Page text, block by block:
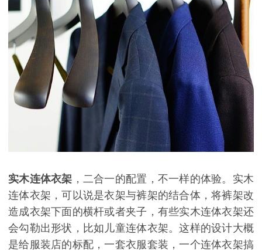
实木连体衣架 ，二合一的配置，不一样的体验。实木
连体衣架，可以说是衣架与裤架的结合体，将裤架改
造成衣架下面的横杆或者夹子，有些实木连体衣架还
会勾勒出形状，比如儿童连体衣架。这样的设计大概
是给服装店的标配，一套衣服套装，一个连体衣架搞